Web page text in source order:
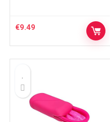
€9.49